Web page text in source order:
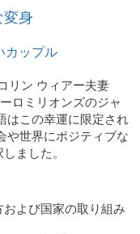
変身
カップル
リン ウィアー夫妻
ロミリオンズのジャ
はこの幸運に限定され
や世界にポジティブな
ました。
よび国家の取り組み